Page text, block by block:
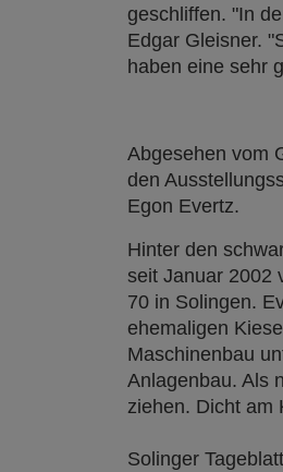
geschliffen. "In
Edgar Gleisner.
haben eine sehr
Abgesehen vom
den
Egon Evertz.
Hinter den
seit Januar 2002
70 in Solingen.
ehemaligen
Maschinenbau
Anlagenbau. Als
ziehen. Dicht am
Solinger